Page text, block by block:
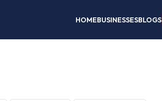
HOMEBUSINESSESBLOGS